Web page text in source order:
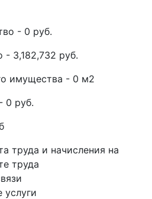
- 0 руб.
3,182,732 руб.
имущества - 0 м2
0 руб.
труда и начисления на
труда
услуги